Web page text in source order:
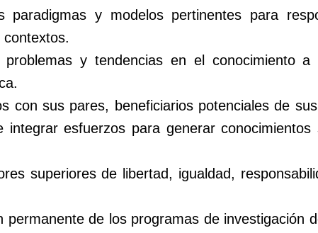
y modelos pertinentes para
problemas y tendencias en el conocimiento
con sus pares, beneficiarios potenciales de
esfuerzos para generar conocimientos
superiores de libertad, igualdad,
de los programas de investigación